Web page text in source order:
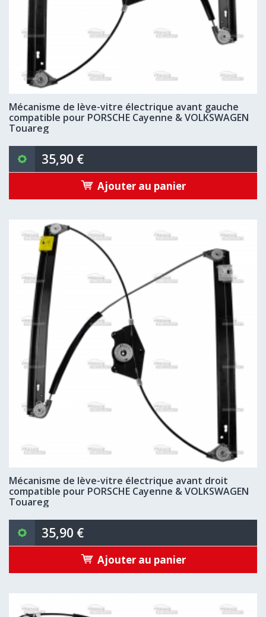
Mécanisme de lève-vitre électrique avant gauche
compatible pour PORSCHE Cayenne & VOLKSWAGEN
Touareg
35,90 €
Ajouter au panier
Mécanisme de lève-vitre électrique avant droit
compatible pour PORSCHE Cayenne & VOLKSWAGEN
Touareg
35,90 €
Ajouter au panier